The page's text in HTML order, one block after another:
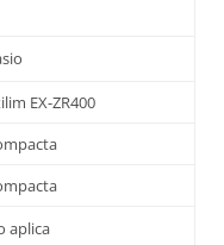
EX-ZR400
aplica